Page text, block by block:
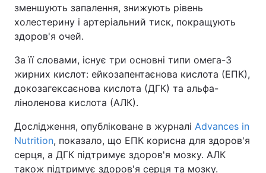
зменшують запалення, знижують рівень
холестерину і артеріальний тиск, покращують
здоров'я очей.
За її словами, існує три основні типи омега-3
жирних кислот: ейкозапентаєнова кислота (ЕПК),
докозагексаєнова кислота (ДГК) та альфа-
ліноленова кислота (АЛК).
Дослідження, опубліковане в журналі Advances in
Nutrition, показало, що ЕПК корисна для здоров'я
серця, а ДГК підтримує здоров'я мозку. АЛК
також підтримує здоров'я серця та мозку.